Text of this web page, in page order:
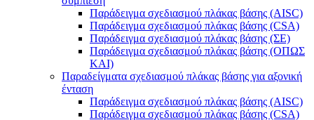
Παράδειγμα σχεδιασμού πλάκας βάσης (AISC)
Παράδειγμα σχεδιασμού πλάκας βάσης (CSA)
Παράδειγμα σχεδιασμού πλάκας βάσης (ΣΕ)
Παράδειγμα σχεδιασμού πλάκας βάσης (ΟΠΩΣ
ΚΑΙ)
Παραδείγματα σχεδιασμού πλάκας βάσης για αξονική
ένταση
Παράδειγμα σχεδιασμού πλάκας βάσης (AISC)
Παράδειγμα σχεδιασμού πλάκας βάσης (CSA)